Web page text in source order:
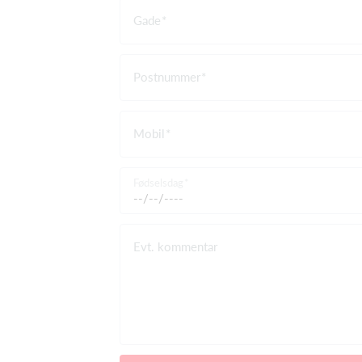
Gade
Postnummer
Mobil
Evt. kommentar